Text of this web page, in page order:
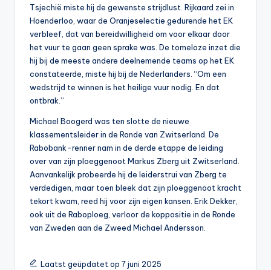
Tsjechië miste hij de gewenste strijdlust. Rijkaard zei in
Hoenderloo, waar de Oranjeselectie gedurende het EK
verbleef, dat van bereidwilligheid om voor elkaar door
het vuur te gaan geen sprake was. De tomeloze inzet die
hij bij de meeste andere deelnemende teams op het EK
constateerde, miste hij bij de Nederlanders. “Om een
wedstrijd te winnen is het heilige vuur nodig. En dat
ontbrak.”
Michael Boogerd was ten slotte de nieuwe
klassementsleider in de Ronde van Zwitserland. De
Rabobank-renner nam in de derde etappe de leiding
over van zijn ploeggenoot Markus Zberg uit Zwitserland.
Aanvankelijk probeerde hij de leiderstrui van Zberg te
verdedigen, maar toen bleek dat zijn ploeggenoot kracht
tekort kwam, reed hij voor zijn eigen kansen. Erik Dekker,
ook uit de Raboploeg, verloor de koppositie in de Ronde
van Zweden aan de Zweed Michael Andersson.
Laatst geüpdatet op 7 juni 2025